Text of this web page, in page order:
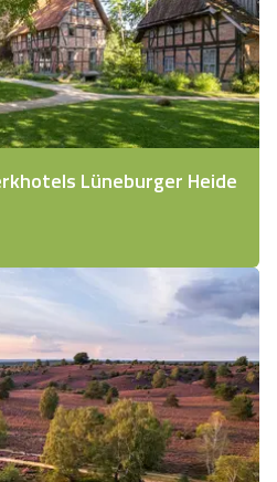
Lüneburger Heide